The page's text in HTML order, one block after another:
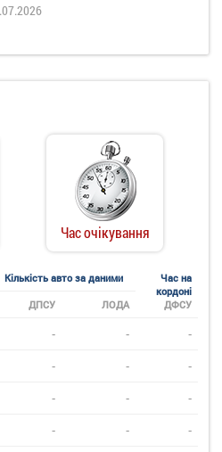
Час очікування
Кількість авто за даними
Час на
кордоні
ДФСУ
ДПСУ ЛОДА
- - -
- - -
- - -
- - -